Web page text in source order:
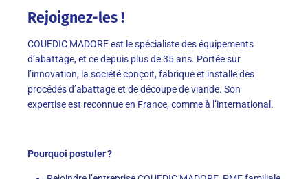
Rejoignez-les !
COUEDIC MADORE est le spécialiste des équipements
d’abattage, et ce depuis plus de 35 ans. Portée sur
l’innovation, la société conçoit, fabrique et installe des
procédés d’abattage et de découpe de viande. Son
expertise est reconnue en France, comme à l’international.
Pourquoi postuler ?